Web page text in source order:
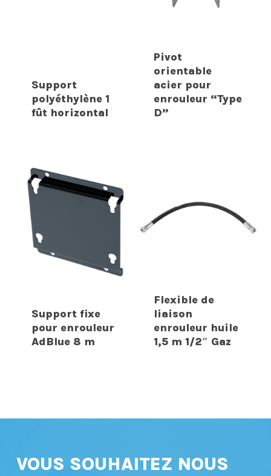
Support
polyéthylène 1
fût horizontal
Pivot
orientable
acier pour
enrouleur “Type
D”
Support fixe
pour enrouleur
AdBlue 8 m
Flexible de
liaison
enrouleur huile
1,5 m 1/2″ Gaz
VOUS SOUHAITEZ NOUS